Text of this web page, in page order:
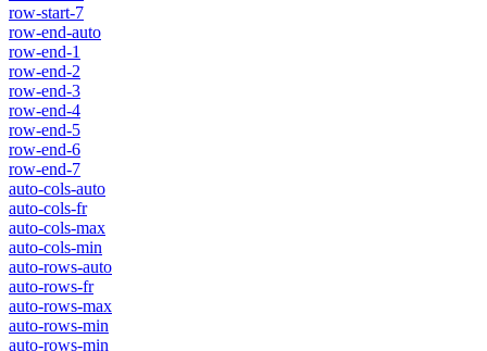
row-start-7
row-end-auto
row-end-1
row-end-2
row-end-3
row-end-4
row-end-5
row-end-6
row-end-7
auto-cols-auto
auto-cols-fr
auto-cols-max
auto-cols-min
auto-rows-auto
auto-rows-fr
auto-rows-max
auto-rows-min
auto-rows-min